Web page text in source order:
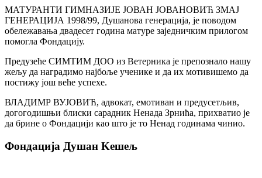
МАТУРАНТИ ГИМНАЗИЈЕ ЈОВАН ЈОВАНОВИЋ ЗМАЈ
ГЕНЕРАЦИЈА 1998/99, Душанова генерација, је поводом
обележавања двадесет година матуре заједничким прилогом
помогла Фондацију.
Предузеће СИМТИМ ДОО из Ветерника је препознало нашу
жељу да наградимо најбоље ученике и да их мотивишемо да
постижу још веће успехе.
ВЛАДИМР ВУЈОВИЋ, адвокат, емотиван и предусетљив,
догогодишњи блиски сарадник Ненада Зрнића, прихватио је
да брине о Фондацији као што је то Ненад годинама чинио.
Фондација Душан Kешељ